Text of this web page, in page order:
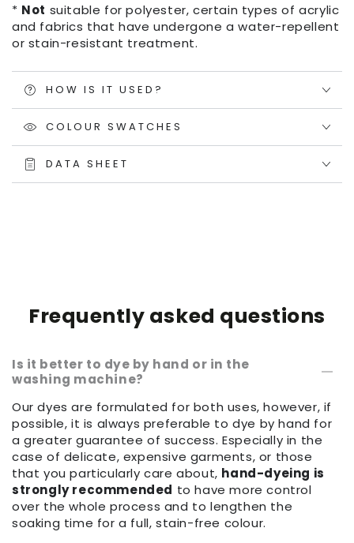
* Not suitable for polyester, certain types of acrylic
and fabrics that have undergone a water-repellent
or stain-resistant treatment.
HOW IS IT USED?
COLOUR SWATCHES
DATA SHEET
Frequently asked questions
Is it better to dye by hand or in the
washing machine?
Our dyes are formulated for both uses, however, if
possible, it is always preferable to dye by hand for
a greater guarantee of success. Especially in the
case of delicate, expensive garments, or those
that you particularly care about, hand-dyeing is
strongly recommended to have more control
over the whole process and to lengthen the
soaking time for a full, stain-free colour.